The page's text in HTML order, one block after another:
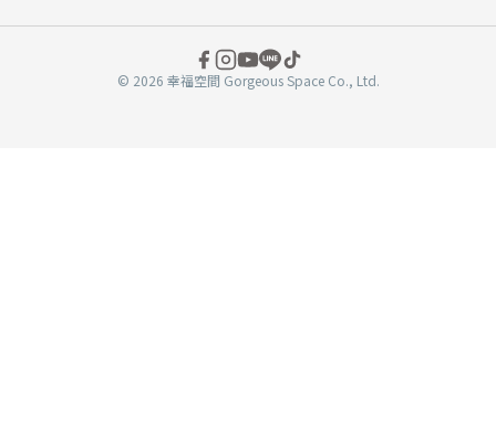
© 2026 幸福空間 Gorgeous Space Co., Ltd.